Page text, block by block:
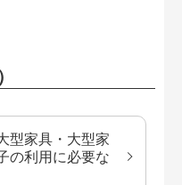
型家具・大型家
の利用に必要な